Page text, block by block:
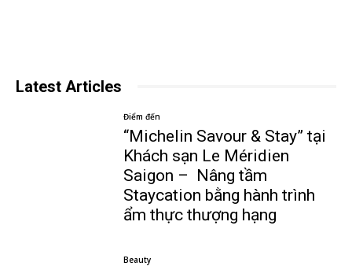
Latest Articles
Điểm đến
“Michelin Savour & Stay” tại
Khách sạn Le Méridien
Saigon – Nâng tầm
Staycation bằng hành trình
ẩm thực thượng hạng
Beauty